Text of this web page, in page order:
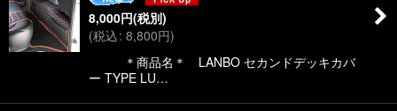
8,000円(税別)
(税込: 8,800円)
＊商品名＊ LANBO セカンドデッキカバ
ー TYPE LU…